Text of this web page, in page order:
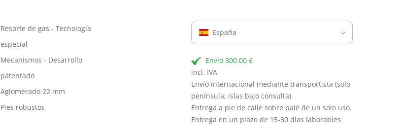
Resorte de gas - Tecnología
especial
Mecanismos - Desarrollo
patentado
Aglomerado 22 mm
Pies robustos
España
Envío 300.00 €
incl. IVA
Envío internacional mediante transportista (solo
península; islas bajo consulta).
Entrega a pie de calle sobre palé de un solo uso.
Entrega en un plazo de 15-30 días laborables